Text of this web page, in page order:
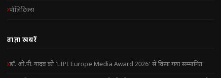
पॉलिटिक्स
ताज़ा खबरें
डॉ. ओ.पी. यादव को ‘LIPI Europe Media Award 2026’ से किया गया सम्मानित